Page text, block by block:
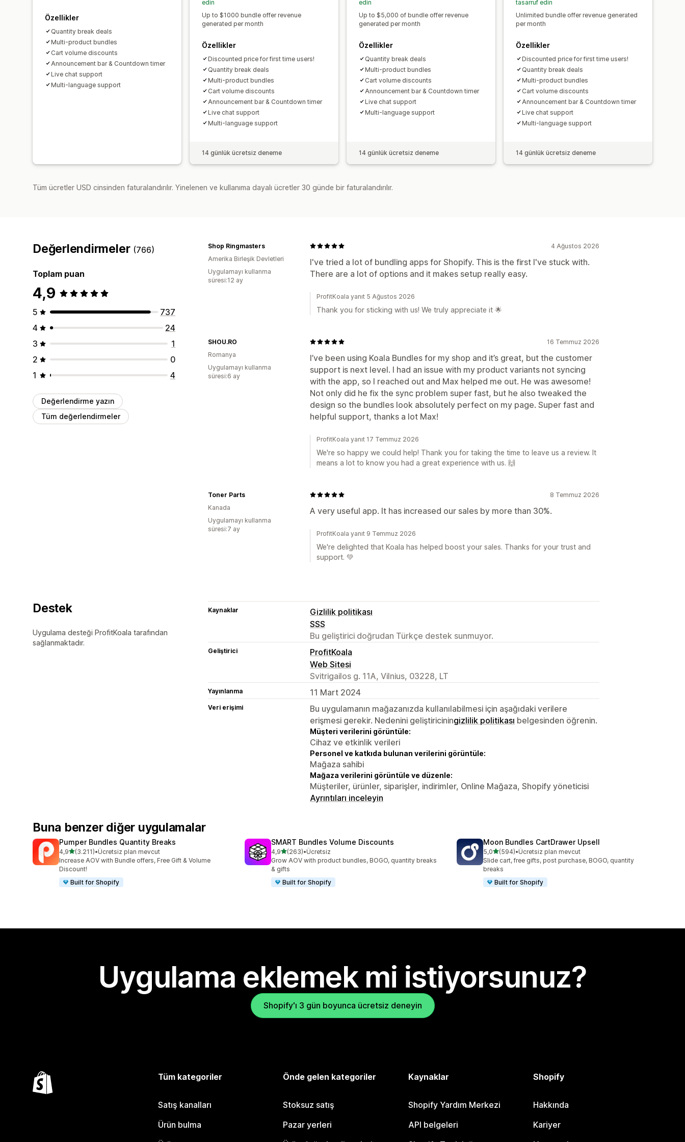
Özellikler
Quantity break deals
Multi-product bundles
Cart volume discounts
Announcement bar & Countdown timer
Live chat support
Multi-language support
edin
Up to $1000 bundle offer revenue
generated per month
Özellikler
Discounted price for first time users!
Quantity break deals
Multi-product bundles
Cart volume discounts
Announcement bar & Countdown timer
Live chat support
Multi-language support
14 günlük ücretsiz deneme
edin
Up to $5,000 of bundle offer revenue
generated per month
Özellikler
Quantity break deals
Multi-product bundles
Cart volume discounts
Announcement bar & Countdown timer
Live chat support
Multi-language support
14 günlük ücretsiz deneme
tasarruf edin
Unlimited bundle offer revenue generated
per month
Özellikler
Discounted price for first time users!
Quantity break deals
Multi-product bundles
Cart volume discounts
Announcement bar & Countdown timer
Live chat support
Multi-language support
14 günlük ücretsiz deneme
Tüm ücretler USD cinsinden faturalandırılır. Yinelenen ve kullanıma dayalı ücretler 30 günde bir faturalandırılır.
Değerlendirmeler (766)
Toplam puan
4,9
5
737
4
24
3
1
2
0
1
4
Değerlendirme yazın
Tüm değerlendirmeler
4 Ağustos 2026
I've tried a lot of bundling apps for Shopify. This is the first I've stuck with.
There are a lot of options and it makes setup really easy.
Shop Ringmasters
Amerika Birleşik Devletleri
Uygulamayı kullanma
süresi:12 ay
ProfitKoala yanıt 5 Ağustos 2026
Thank you for sticking with us! We truly appreciate it 🌟
16 Temmuz 2026
I’ve been using Koala Bundles for my shop and it’s great, but the customer
support is next level. I had an issue with my product variants not syncing
with the app, so I reached out and Max helped me out. He was awesome!
Not only did he fix the sync problem super fast, but he also tweaked the
design so the bundles look absolutely perfect on my page. Super fast and
helpful support, thanks a lot Max!
SHOU.RO
Romanya
Uygulamayı kullanma
süresi:6 ay
ProfitKoala yanıt 17 Temmuz 2026
We're so happy we could help! Thank you for taking the time to leave us a review. It
means a lot to know you had a great experience with us. 🙌
8 Temmuz 2026
A very useful app. It has increased our sales by more than 30%.
Toner Parts
Kanada
Uygulamayı kullanma
süresi:7 ay
ProfitKoala yanıt 9 Temmuz 2026
We're delighted that Koala has helped boost your sales. Thanks for your trust and
support. 💚
Destek
Uygulama desteği ProfitKoala tarafından
sağlanmaktadır.
Kaynaklar
Gizlilik politikası
SSS
Bu geliştirici doğrudan Türkçe destek sunmuyor.
Geliştirici
ProfitKoala
Web Sitesi
Svitrigailos g. 11A, Vilnius, 03228, LT
Yayınlanma 11 Mart 2024
Veri erişimi
Bu uygulamanın mağazanızda kullanılabilmesi için aşağıdaki verilere
erişmesi gerekir. Nedenini geliştiriciningizlilik politikası belgesinden öğrenin.
Müşteri verilerini görüntüle:
Cihaz ve etkinlik verileri
Personel ve katkıda bulunan verilerini görüntüle:
Mağaza sahibi
Mağaza verilerini görüntüle ve düzenle:
Müşteriler, ürünler, siparişler, indirimler, Online Mağaza, Shopify yöneticisi
Ayrıntıları inceleyin
Buna benzer diğer uygulamalar
Pumper Bundles Quantity Breaks
4,95 yıldız üzerinden
(3.211)
toplam 3211 değerlendirme
•Ücretsiz plan mevcut
Increase AOV with Bundle offers, Free Gift & Volume
Discount!
Built for Shopify
SMART Bundles Volume Discounts
4,95 yıldız üzerinden
(263)
toplam 263 değerlendirme
•Ücretsiz
Grow AOV with product bundles, BOGO, quantity breaks
& gifts
Built for Shopify
Moon Bundles CartDrawer Upsell
5,05 yıldız üzerinden
(594)
toplam 594 değerlendirme
•Ücretsiz plan mevcut
Slide cart, free gifts, post purchase, BOGO, quantity
breaks
Built for Shopify
Uygulama eklemek mi istiyorsunuz?
Shopify'ı 3 gün boyunca ücretsiz deneyin
Tüm kategoriler
Satış kanalları
Ürün bulma
Önde gelen kategoriler
Stoksuz satış
Pazar yerleri
Kaynaklar
Shopify Yardım Merkezi
API belgeleri
Shopify
Hakkında
Kariyer